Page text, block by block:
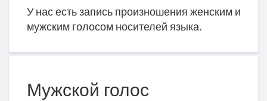
У нас есть запись произношения женским и
мужским голосом носителей языка.
Мужской голос